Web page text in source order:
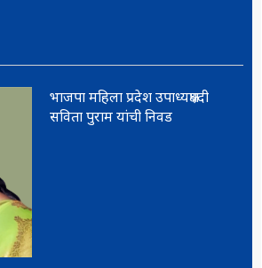
भाजपा महिला प्रदेश उपाध्यक्षपदी
सविता पुराम यांची निवड